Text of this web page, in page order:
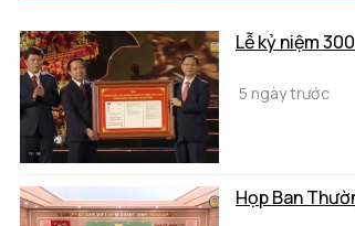
Lễ kỷ niệm
5 ngày trước
Họp Ban